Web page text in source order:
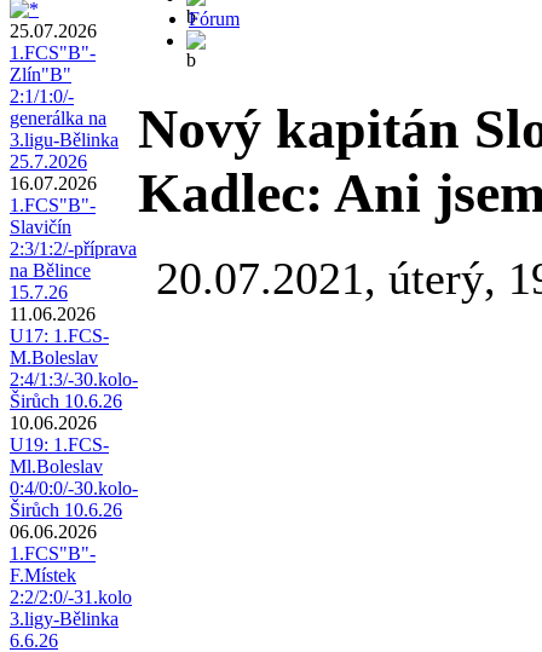
25.07.2026
1.FCS"B"-
Zlín"B"
2:1/1:0/-
generálka na
3.ligu-Bělinka
25.7.2026
16.07.2026
1.FCS"B"-
Slavičín
2:3/1:2/-příprava
na Bělince
15.7.26
11.06.2026
U17: 1.FCS-
M.Boleslav
2:4/1:3/-30.kolo-
Širůch 10.6.26
10.06.2026
U19: 1.FCS-
Ml.Boleslav
0:4/0:0/-30.kolo-
Širůch 10.6.26
06.06.2026
1.FCS"B"-
F.Místek
2:2/2:0/-31.kolo
3.ligy-Bělinka
6.6.26
Fórum
Nový kapitán
Kadlec: Ani
20.07.2021, úterý,